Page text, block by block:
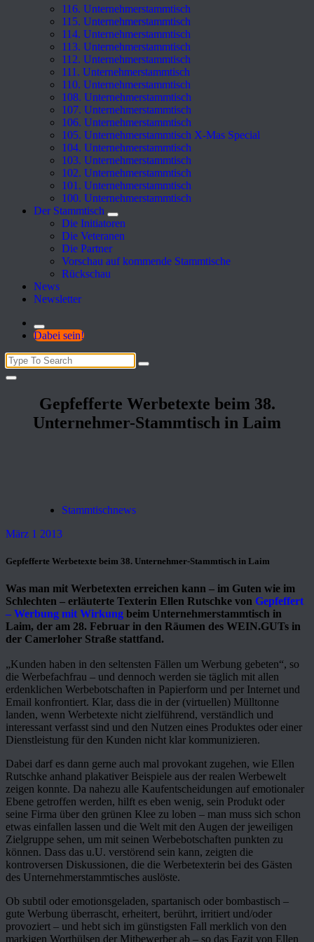
116. Unternehmerstammtisch
115. Unternehmerstammtisch
114. Unternehmerstammtisch
113. Unternehmerstammtisch
112. Unternehmerstammtisch
111. Unternehmerstammtisch
110. Unternehmerstammtisch
108. Unternehmerstammtisch
107. Unternehmerstammtisch
106. Unternehmerstammtisch
105. Unternehmerstammtisch X-Mas Special
104. Unternehmerstammtisch
103. Unternehmerstammtisch
102. Unternehmerstammtisch
101. Unternehmerstammtisch
100. Unternehmerstammtisch
Der Stammtisch
Die Initiatoren
Die Veteranen
Die Partner
Vorschau auf kommende Stammtische
Rückschau
News
Newsletter
Dabei sein!
Search
for:
Gepfefferte Werbetexte beim 38.
Unternehmer-Stammtisch in Laim
Stammtischnews
März 1 2013
Gepfefferte Werbetexte beim 38. Unternehmer-Stammtisch in Laim
Was man mit Werbetexten erreichen kann – im Guten wie im
Schlechten – erläuterte Texterin Ellen Rutschke von Gepfeffert
– Werbung mit Wirkung beim Unternehmerstammtisch in
Laim, der am 28. Februar in den Räumen des WEIN.GUTs in
der Camerloher Straße stattfand.
„Kunden haben in den seltensten Fällen um Werbung gebeten“, so
die Werbefachfrau – und dennoch werden sie täglich mit allen
erdenklichen Werbebotschaften in Papierform und per Internet und
Email konfrontiert. Klar, dass die in der (virtuellen) Mülltonne
landen, wenn Werbetexte nicht zielführend, verständlich und
interessant verfasst sind und den Nutzen eines Produktes oder einer
Dienstleistung für den Kunden nicht klar kommunizieren.
Dabei darf es dann gerne auch mal provokant zugehen, wie Ellen
Rutschke anhand plakativer Beispiele aus der realen Werbewelt
zeigen konnte. Da nahezu alle Kaufentscheidungen auf emotionaler
Ebene getroffen werden, hilft es eben wenig, sein Produkt oder
seine Firma über den grünen Klee zu loben – man muss sich schon
etwas einfallen lassen und die Welt mit den Augen der jeweiligen
Zielgruppe sehen, um mit seinen Werbebotschaften punkten zu
können. Dass das u.U. verstörend sein kann, zeigten die
kontroversen Diskussionen, die die Werbetexterin bei des Gästen
des Unternehmerstammtisches auslöste.
Ob subtil oder emotionsgeladen, spartanisch oder bombastisch –
gute Werbung überrascht, erheitert, berührt, irritiert und/oder
provoziert – und hebt sich im günstigsten Fall merklich von den
markigen Worthülsen der Mitbewerber ab – so das Fazit von Ellen